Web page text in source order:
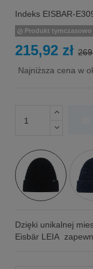
Indeks EISBAR-
Produkt
215,92 zł
Najniższa cena w
Dzięki unikalnej
Eisbär LEIA